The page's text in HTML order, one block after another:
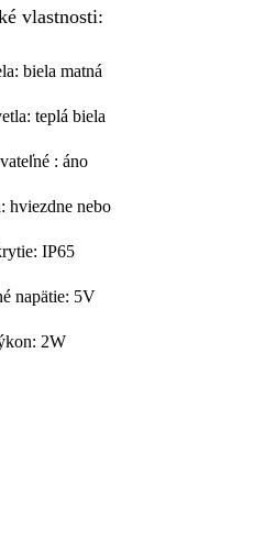
vlastnosti:
: biela matná
: teplá biela
: áno
: hviezdne nebo
: IP65
napätie: 5V
: 2W